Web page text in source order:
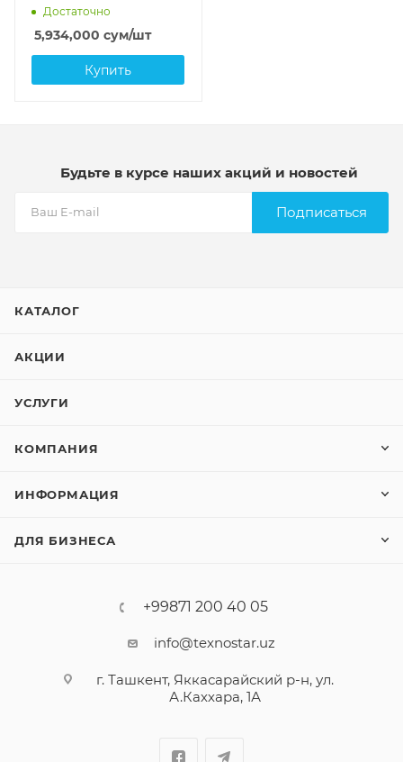
Достаточно
5,934,000 сум/шт
Купить
Будьте в курсе наших акций и новостей
Подписаться
КАТАЛОГ
АКЦИИ
УСЛУГИ
КОМПАНИЯ
ИНФОРМАЦИЯ
ДЛЯ БИЗНЕСА
+99871 200 40 05
info@texnostar.uz
г. Ташкент, Яккасарайский р-н, ул.
А.Каххара, 1А